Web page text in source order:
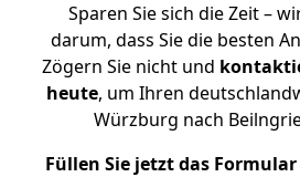
Sparen Sie sich die Zeit –
darum, dass Sie die besten
Zögern Sie nicht und
heute, um Ihren
Würzburg nach
Füllen Sie jetzt das